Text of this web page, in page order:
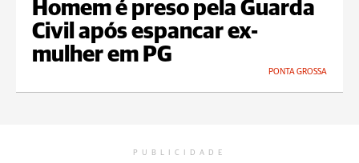
Homem é preso pela Guarda
Civil após espancar ex-
mulher em PG
PONTA GROSSA
PUBLICIDADE